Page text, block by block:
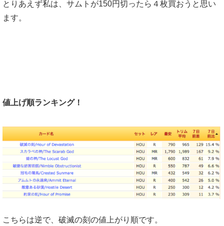
とりあえず私は、サムトが150円切ったら４枚買おうと思い
ます。
値上げ順ランキング！
こちらは逆で、破滅の刻の値上がり順です。